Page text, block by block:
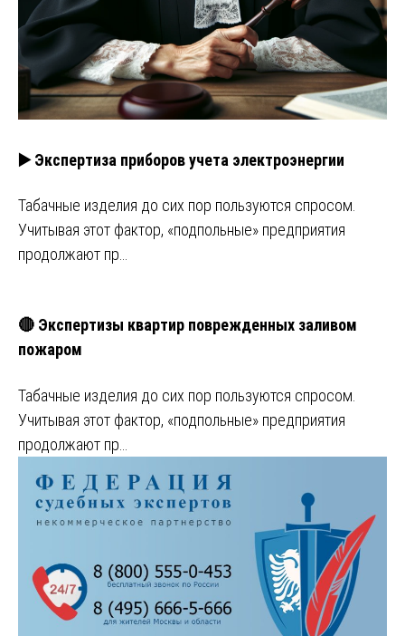
▶️ Экспертиза приборов учета электроэнергии
Табачные изделия до сих пор пользуются спросом.
Учитывая этот фактор, «подпольные» предприятия
продолжают пр…
🔴 Экспертизы квартир поврежденных заливом
пожаром
Табачные изделия до сих пор пользуются спросом.
Учитывая этот фактор, «подпольные» предприятия
продолжают пр…